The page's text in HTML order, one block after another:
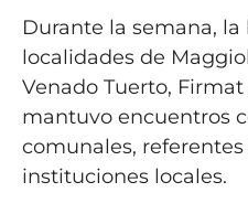
Durante la semana,
localidades de
Venado Tuerto,
mantuvo encuentros
comunales, referentes
instituciones locales.